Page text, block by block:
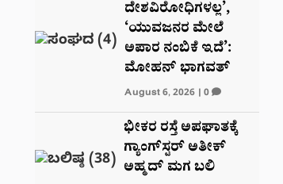
ದೇಶವಿರೋಧಿಗಳಲ್ಲ’,
‘ಯುವಜನರ ಮೇಲೆ
ಅಪಾರ ನಂಬಿಕೆ ಇದೆ’:
ಮೋಹನ್ ಭಾಗವತ್
August 6, 2026| 0
ಭೀಕರ ರಸ್ತೆ ಅಪಘಾತಕ್ಕೆ
ಗ್ಯಾಂಗ್‌ಸ್ಟರ್ ಅತೀಕ್
ಅಹ್ಮದ್ ಮಗ ಬಲಿ